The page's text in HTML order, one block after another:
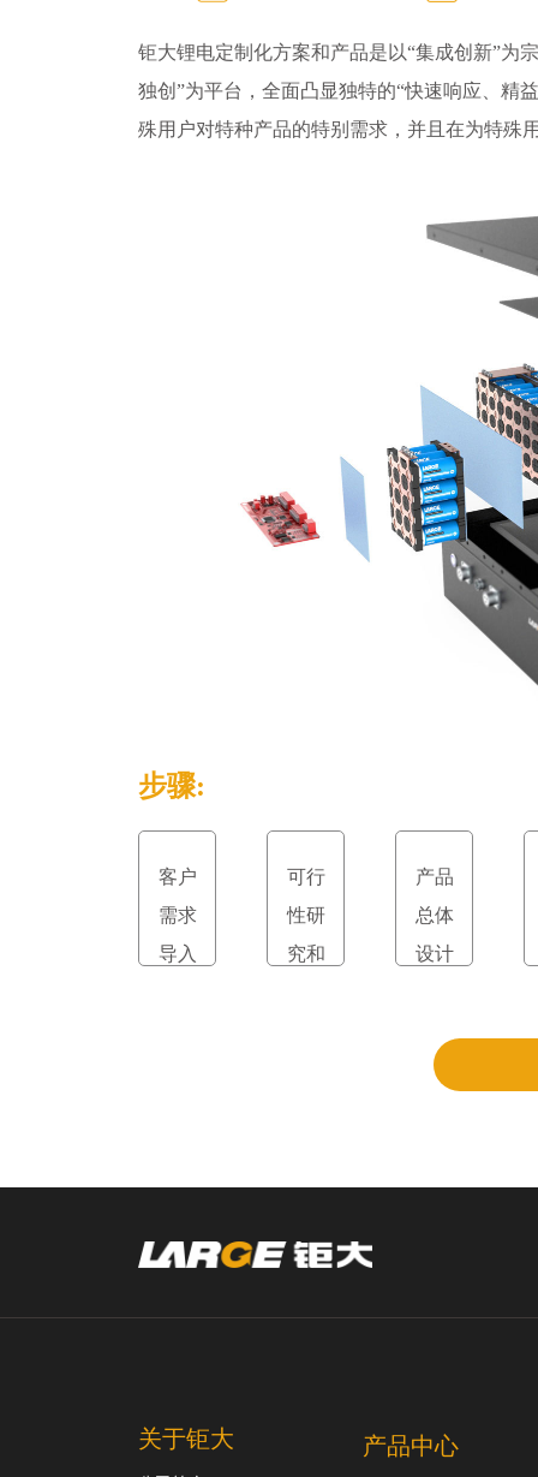
钜大锂电定制化方案和产品是以“集成创新”为
独创”为平台，全面凸显独特的“快速响应、精
殊用户对特种产品的特别需求，并且在为特殊
步骤:
客户
需求
导入
可行
性研
究和
产品
总体
设计
关于钜大 产品中心